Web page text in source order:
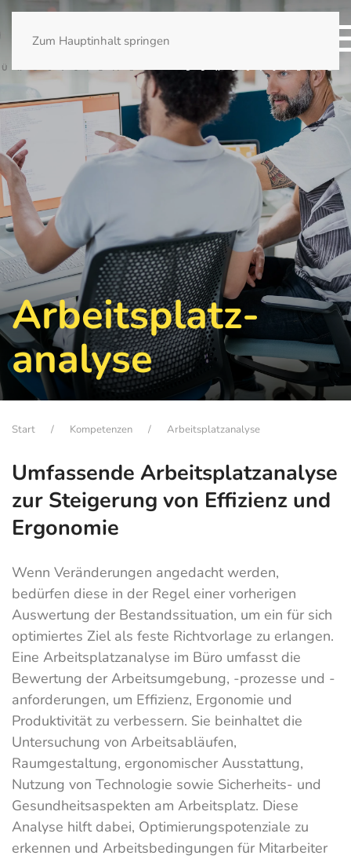
Zum Hauptinhalt springen
Arbeitsplatz­
analyse
Start Kompetenzen Arbeitsplatzanalyse
Umfassende Arbeitsplatzanalyse
zur Steigerung von Effizienz und
Ergonomie
Wenn Veränderungen angedacht werden,
bedürfen diese in der Regel einer vorherigen
Auswertung der Bestandssituation, um ein für sich
optimiertes Ziel als feste Richtvorlage zu erlangen.
Eine Arbeitsplatzanalyse im Büro umfasst die
Bewertung der Arbeitsumgebung, -prozesse und -
anforderungen, um Effizienz, Ergonomie und
Produktivität zu verbessern. Sie beinhaltet die
Untersuchung von Arbeitsabläufen,
Raumgestaltung, ergonomischer Ausstattung,
Nutzung von Technologie sowie Sicherheits- und
Gesundheitsaspekten am Arbeitsplatz. Diese
Analyse hilft dabei, Optimierungspotenziale zu
erkennen und Arbeitsbedingungen für Mitarbeiter